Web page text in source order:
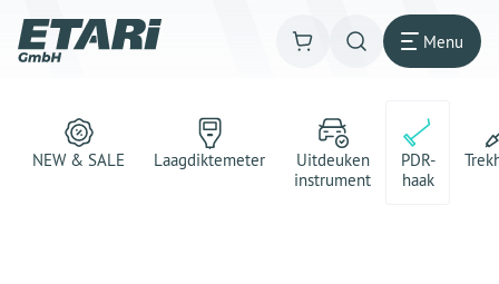
Menu
NEW & SALE Laagdiktemeter
Uitdeuken
instrument
PDR-
haak